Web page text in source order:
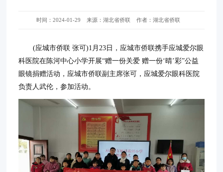
时间：2024-01-29 来源：湖北省侨联 作者：湖北省侨联
(应城市侨联 张可)1月23日，应城市侨联携手应城爱尔眼
科医院在陈河中心小学开展“赠一份关爱 赠一份‘晴’彩”公益
眼镜捐赠活动，应城市侨联副主席张可，应城爱尔眼科医院
负责人武伦，参加活动。